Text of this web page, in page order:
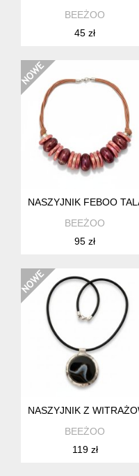
BEEŻOO
45 zł
NASZYJNIK FEBOO
BEEŻOO
95 zł
NASZYJNIK Z
BEEŻOO
119 zł